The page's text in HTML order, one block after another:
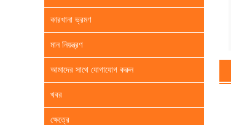
কারখানা ভ্রমণ
মান নিয়ন্ত্রণ
আমাদের সাথে যোগাযোগ করুন
খবর
ক্ষেত্রে